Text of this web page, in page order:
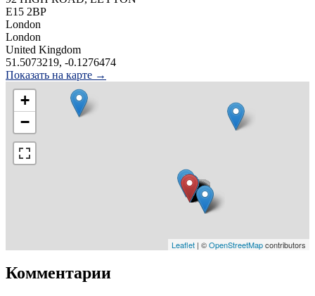
E15 2BP
London
London
United Kingdom
51.5073219, -0.1276474
Показать на карте →
+
−
Leaflet | ©OpenStreetMapcontributors
Комментарии